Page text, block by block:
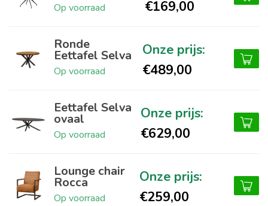
Op voorraad €169,00
Ronde
Eettafel Selva
Op voorraad €489,00
Eettafel Selva
ovaal
Op voorraad €629,00
Lounge chair
Rocca
Op voorraad €259,00